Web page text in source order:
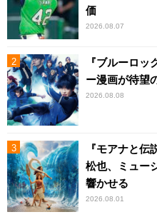
価
2026.08.07
『ブルーロ
ー漫画が待望
2026.08.08
『モアナと
松也、ミュー
響かせる
2026.08.01